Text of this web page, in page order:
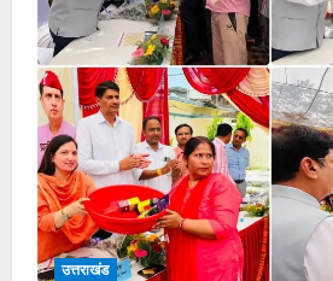
उत्तराखंड